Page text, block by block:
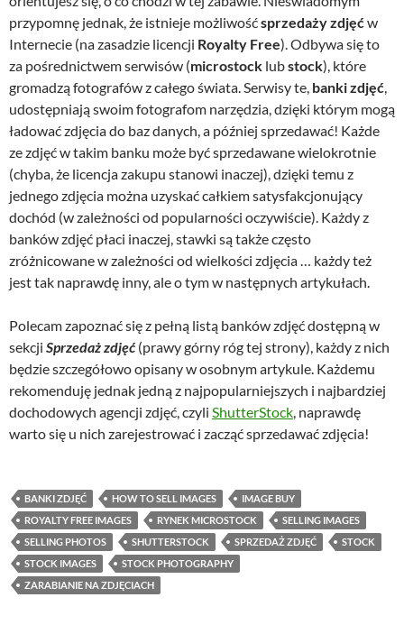
przypomnę jednak, że istnieje możliwośćsprzedaży zdjęć w
Internecie (na zasadzie licencji Royalty Free). Odbywa się to
za pośrednictwem serwisów (microstock lubstock), które
gromadzą fotografów z całego świata. Serwisy te, banki zdjęć
udostępniają swoim fotografom narzędzia, dzięki którym mogą
ładować zdjęcia do baz danych, a później sprzedawać! Każde
ze zdjęć w takim banku może być sprzedawane wielokrotnie
(chyba, że licencja zakupu stanowi inaczej), dzięki temu z
jednego zdjęcia można uzyskać całkiem satysfakcjonujący
dochód (w zależności od popularności oczywiście). Każdy z
banków zdjęć płaci inaczej, stawki są także często
zróżnicowane w zależności od wielkości zdjęcia … każdy też
jest tak naprawdę inny, ale o tym w następnych artykułach.
Polecam zapoznać się z pełną listą banków zdjęć dostępną w
sekcji Sprzedaż zdjęć(prawy górny róg tej strony), każdy z nich
będzie szczegółowo opisany w osobnym artykule. Każdemu
rekomenduję jednak jedną z najpopularniejszych i najbardziej
dochodowych agencji zdjęć, czyli ShutterStock , naprawdę
warto się u nich zarejestrować i zacząć sprzedawać zdjęcia!
BANKI ZDJĘĆ HOW TO SELL IMAGES
IMAGE BUY
ROYALTY FREE IMAGES
RYNEK MICROSTOCK
SELLING IMAGES
SELLING PHOTOS
SHUTTERSTOCK SPRZEDAŻ ZDJĘĆ
STOCK
STOCK IMAGES
STOCK PHOTOGRAPHY
ZARABIANIE NA ZDJĘCIACH